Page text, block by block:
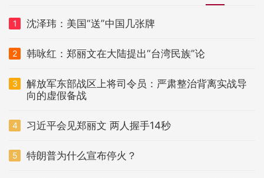
1 沈泽玮：美国“送”中国几张牌
2 韩咏红：郑丽文在大陆提出“台湾民族”论
3
解放军东部战区上将司令员：严肃整治背离实战导
向的虚假备战
4 习近平会见郑丽文 两人握手14秒
5 特朗普为什么宣布停火？